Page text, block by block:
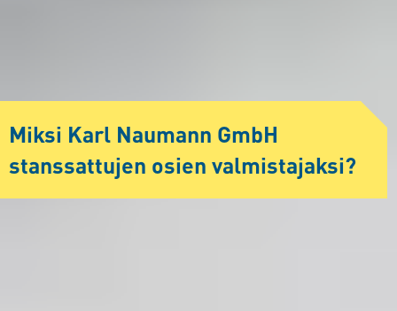
Miksi Karl Naumann GmbH
stanssattujen osien valmistajaksi?